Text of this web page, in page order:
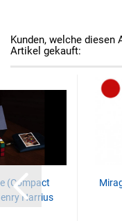
Kunden, welche diesen
Artikel gekauft:
(Compact
Harrius